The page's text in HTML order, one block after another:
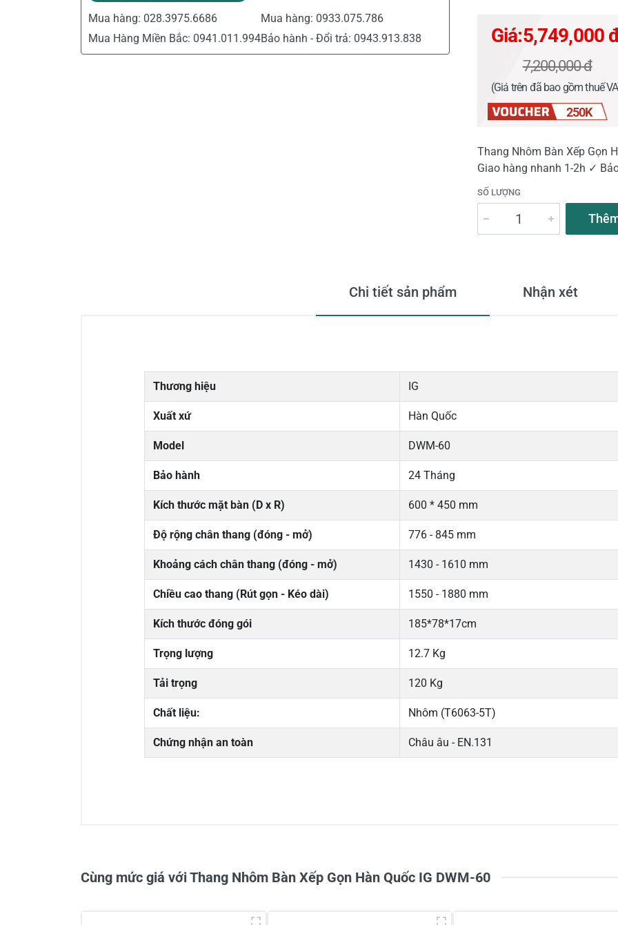
Mua hàng: 028.3975.6686 Mua hàng: 0933.075.786
Mua Hàng Miền Bắc: 0941.011.994Bảo hành - Đổi trả: 0943.913.838 Giá:5,749,000
7,200,000 đ
(Giá trên đã bao gồm thuế
250K
Thang Nhôm Bàn Xếp Gọn
Giao hàng nhanh 1-2h ✓
SỐ LƯỢNG
Chi tiết sản phẩm Nhận xét
Thương hiệu IG
Xuất xứ Hàn Quốc
Model DWM-60
Bảo hành 24 Tháng
Kích thước mặt bàn (D x R) 600 * 450 mm
Độ rộng chân thang (đóng - mở) 776 - 845 mm
Khoảng cách chân thang (đóng - mở) 1430 - 1610 mm
Chiều cao thang (Rút gọn - Kéo dài) 1550 - 1880 mm
Kích thước đóng gói 185*78*17cm
Trọng lượng 12.7 Kg
Tải trọng 120 Kg
Chất liệu: Nhôm (T6063-5T)
Chứng nhận an toàn Châu âu - EN.131
Cùng mức giá với Thang Nhôm Bàn Xếp Gọn Hàn Quốc IG DWM-60